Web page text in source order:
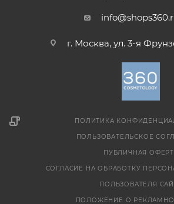
г. Москва, ул. 3-я
ПОЛИТИКА
ПОЛЬЗОВАТЕЛЬСКОЕ
ПУБЛИЧНАЯ
СОГЛАСИЕ НА ОБРАБОТКУ
ПОЛЬЗОВАТЕЛЯ
ПОЛОЖЕНИЕ О